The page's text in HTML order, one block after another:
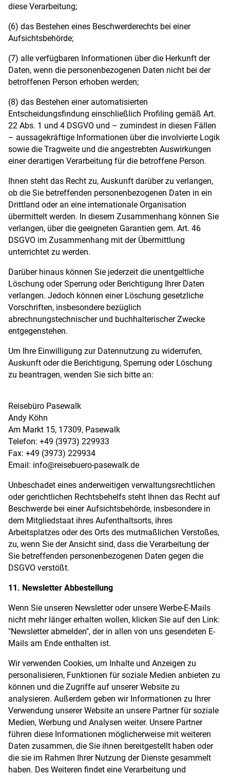
diese Verarbeitung;
(6) das Bestehen eines Beschwerderechts bei einer
Aufsichtsbehörde;
(7) alle verfügbaren Informationen über die Herkunft der
Daten, wenn die personenbezogenen Daten nicht bei der
betroffenen Person erhoben werden;
(8) das Bestehen einer automatisierten
Entscheidungsfindung einschließlich Profiling gemäß Art.
22 Abs. 1 und 4 DSGVO und – zumindest in diesen Fällen
– aussagekräftige Informationen über die involvierte Logik
sowie die Tragweite und die angestrebten Auswirkungen
einer derartigen Verarbeitung für die betroffene Person.
Ihnen steht das Recht zu, Auskunft darüber zu verlangen,
ob die Sie betreffenden personenbezogenen Daten in ein
Drittland oder an eine internationale Organisation
übermittelt werden. In diesem Zusammenhang können Sie
verlangen, über die geeigneten Garantien gem. Art. 46
DSGVO im Zusammenhang mit der Übermittlung
unterrichtet zu werden.
Darüber hinaus können Sie jederzeit die unentgeltliche
Löschung oder Sperrung oder Berichtigung Ihrer Daten
verlangen. Jedoch können einer Löschung gesetzliche
Vorschriften, insbesondere bezüglich
abrechnungstechnischer und buchhalterischer Zwecke
entgegenstehen.
Um Ihre Einwilligung zur Datennutzung zu widerrufen,
Auskunft oder die Berichtigung, Sperrung oder Löschung
zu beantragen, wenden Sie sich bitte an:
Reisebüro Pasewalk
Andy Köhn
Am Markt 15, 17309, Pasewalk
Telefon: +49 (3973) 229933
Fax: +49 (3973) 229934
Email: info@reisebuero-pasewalk.de
Unbeschadet eines anderweitigen verwaltungsrechtlichen
oder gerichtlichen Rechtsbehelfs steht Ihnen das Recht auf
Beschwerde bei einer Aufsichtsbehörde, insbesondere in
dem Mitgliedstaat ihres Aufenthaltsorts, ihres
Arbeitsplatzes oder des Orts des mutmaßlichen Verstoßes,
zu, wenn Sie der Ansicht sind, dass die Verarbeitung der
Sie betreffenden personenbezogenen Daten gegen die
DSGVO verstößt.
11. Newsletter Abbestellung
Wenn Sie unseren Newsletter oder unsere Werbe-E-Mails
nicht mehr länger erhalten wollen, klicken Sie auf den Link:
"Newsletter abmelden", der in allen von uns gesendeten E-
Mails am Ende enthalten ist.
Wir verwenden Cookies, um Inhalte und Anzeigen zu
personalisieren, Funktionen für soziale Medien anbieten zu
können und die Zugriffe auf unserer Website zu
analysieren. Außerdem geben wir Informationen zu Ihrer
Verwendung unserer Website an unsere Partner für soziale
Medien, Werbung und Analysen weiter. Unsere Partner
führen diese Informationen möglicherweise mit weiteren
Daten zusammen, die Sie ihnen bereitgestellt haben oder
die sie im Rahmen Ihrer Nutzung der Dienste gesammelt
haben. Des Weiteren findet eine Verarbeitung und